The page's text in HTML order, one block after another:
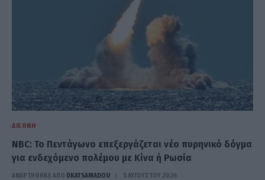
ΔΙΕΘΝΉ
NBC: Το Πεντάγωνο επεξεργάζεται νέο πυρηνικό δόγμα
για ενδεχόμενο πολέμου με Κίνα ή Ρωσία
ΑΝΑΡΤΗΘΗΚΕ ΑΠΟ DKATSAMADOU 5 ΑΥΓΟΎΣΤΟΥ 2026